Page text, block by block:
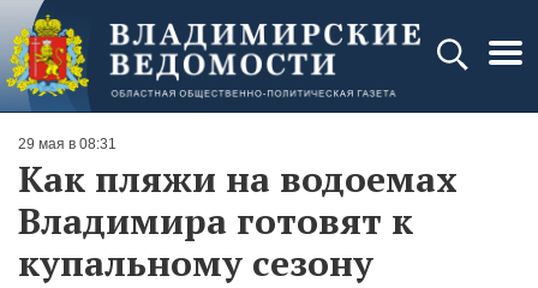
29 мая в 08:31
Как пляжи на водоемах
Владимира готовят к
купальному сезону